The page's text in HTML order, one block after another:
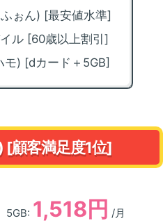
ぉん) [最安値水準]
ル [60歳以上割引]
) [dカード＋5GB]
顧客満足度1位]
5GB: 1,518円 /月